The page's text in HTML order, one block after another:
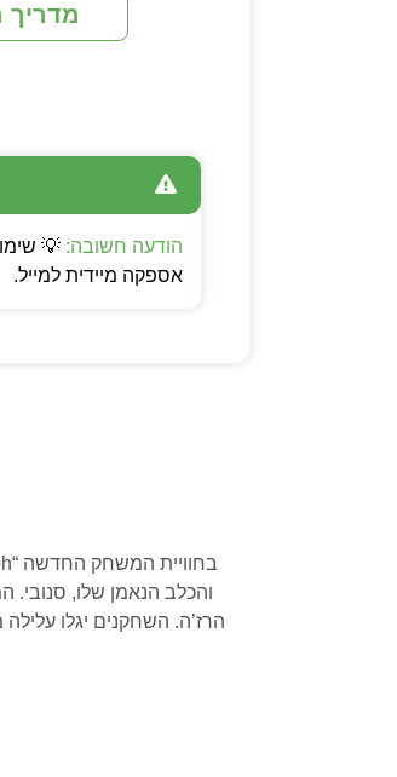
מדריך
הודעה חשובה:
אספקה מיידית למייל.
הרז’ה. השחקנים יגלו